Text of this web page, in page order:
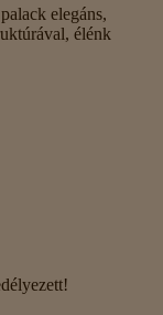
elegáns,
élénk